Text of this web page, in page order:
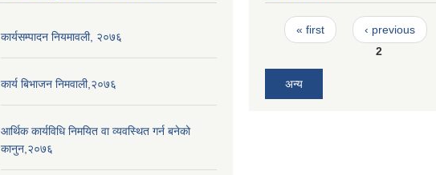
कार्यसम्पादन नियमावली, २०७६
कार्य बिभाजन निमवाली,२०७६
आर्थिक कार्यविधि निमयित वा व्यवस्थित गर्न बनेको
कानुन,२०७६
Pages
« first ‹ previous
2
अन्य